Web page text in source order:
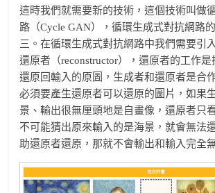
這時我們就需要新的技術，這個技術叫做
路（Cycle GAN），循環生成式對抗網路
三。在循環生成式對抗網路中我們需要引
還原者（reconstructor），還原者的工作
還原回輸入的原圖，生成者和還原者是合
必須要產生還原者可以還原的圖片，如果
景、輸出很無厘頭地是自畫像，還原者只
不可能猜出原來輸入的是海景，就會無法
助還原者還原，那就不會輸出和輸入完全